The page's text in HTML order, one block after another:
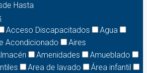
Hasta
Acceso Discapacitados
Agua
Acondicionado
Aires
Amenidades
Amueblado
Area de lavado
Área infantil